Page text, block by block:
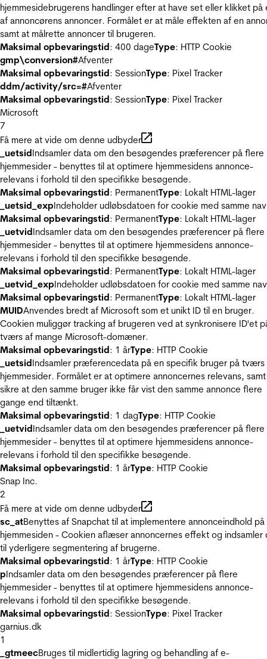
hjemmesidebrugerens handlinger efter at have set eller klikket på
af annoncørens annoncer. Formålet er at måle effekten af en
samt at målrette annoncer til brugeren.
Maksimal opbevaringstid: 400 dageType: HTTP Cookie
gmp\conversion#Afventer
Maksimal opbevaringstid: SessionType: Pixel Tracker
ddm/activity/src=#Afventer
Maksimal opbevaringstid: SessionType: Pixel Tracker
Microsoft
7
Få mere at vide om denne udbyder
_uetsidIndsamler data om den besøgendes præferencer på flere
hjemmesider - benyttes til at optimere hjemmesidens annonce-
relevans i forhold til den specifikke besøgende.
Maksimal opbevaringstid: PermanentType: Lokalt HTML-lager
_uetsid_expIndeholder udløbsdatoen for cookie med samme
Maksimal opbevaringstid: PermanentType: Lokalt HTML-lager
_uetvidIndsamler data om den besøgendes præferencer på flere
hjemmesider - benyttes til at optimere hjemmesidens annonce-
relevans i forhold til den specifikke besøgende.
Maksimal opbevaringstid: PermanentType: Lokalt HTML-lager
_uetvid_expIndeholder udløbsdatoen for cookie med samme
Maksimal opbevaringstid: PermanentType: Lokalt HTML-lager
MUIDAnvendes bredt af Microsoft som et unikt ID til en bruger.
Cookien muliggør tracking af brugeren ved at synkronisere ID'et
tværs af mange Microsoft-domæner.
Maksimal opbevaringstid: 1 årType: HTTP Cookie
_uetsidIndsamler præferencedata på en specifik bruger på tværs
hjemmesider. Formålet er at optimere annoncernes relevans, samt
sikre at den samme bruger ikke får vist den samme annonce flere
gange end tiltænkt.
Maksimal opbevaringstid: 1 dagType: HTTP Cookie
_uetvidIndsamler data om den besøgendes præferencer på flere
hjemmesider - benyttes til at optimere hjemmesidens annonce-
relevans i forhold til den specifikke besøgende.
Maksimal opbevaringstid: 1 årType: HTTP Cookie
Snap Inc.
2
Få mere at vide om denne udbyder
sc_atBenyttes af Snapchat til at implementere annonceindhold på
hjemmesiden - Cookien aflæser annoncernes effekt og indsamler
til yderligere segmentering af brugerne.
Maksimal opbevaringstid: 1 årType: HTTP Cookie
pIndsamler data om den besøgendes præferencer på flere
hjemmesider - benyttes til at optimere hjemmesidens annonce-
relevans i forhold til den specifikke besøgende.
Maksimal opbevaringstid: SessionType: Pixel Tracker
garnius.dk
1
_gtmeecBruges til midlertidig lagring og behandling af e-